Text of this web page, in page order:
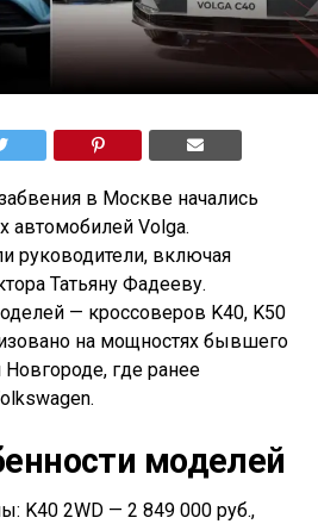
в Москве начались
автомобилей Volga.
руководители, включая
Татьяну Фадееву.
— кроссоверов K40, K50
на мощностях бывшего
где ранее
моделей
K40 2WD — 2 849 000 руб.,